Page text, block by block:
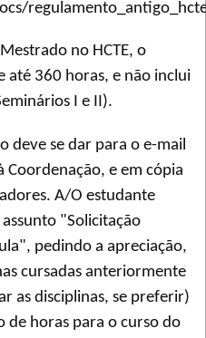
no HCTE, o
até 360 horas, e não inclui
I e II).
deve se dar para o e-mail
e em cópia
A/O estudante
"Solicitação
pedindo a apreciação,
cursadas anteriormente
as disciplinas, se preferir)
de horas para o curso do